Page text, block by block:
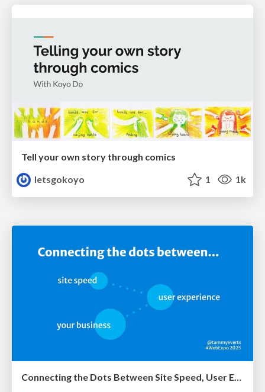
Tell your own story through comics
letsgokoyo
1 1k
Connecting the Dots Between Site Speed, User Experience & Your Business [WebExpo 2025]